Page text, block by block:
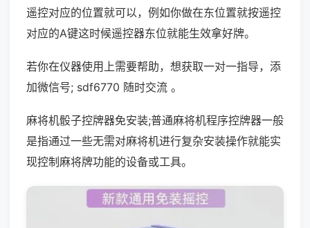
遥控对应的位置就可以，例如你做在东位置就按遥控
对应的A键这时候遥控器东位就能生效拿好牌。
若你在仪器使用上需要帮助，想获取一对一指导，添
加微信号; sdf6770 随时交流 。
麻将机骰子控牌器免安装;普通麻将机程序控牌器一般
是指通过一些无需对麻将机进行复杂安装操作就能实
现控制麻将牌功能的设备或工具。